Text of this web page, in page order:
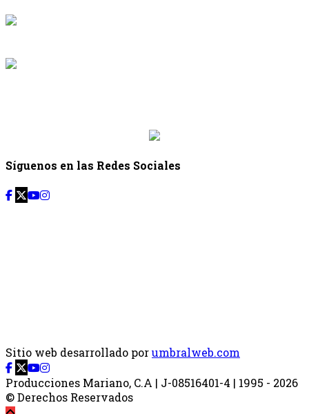
Síguenos en las Redes Sociales
Sitio web desarrollado porumbralweb.com
Producciones Mariano, C.A | J-08516401-4 | 1995 - 2026
© Derechos Reservados